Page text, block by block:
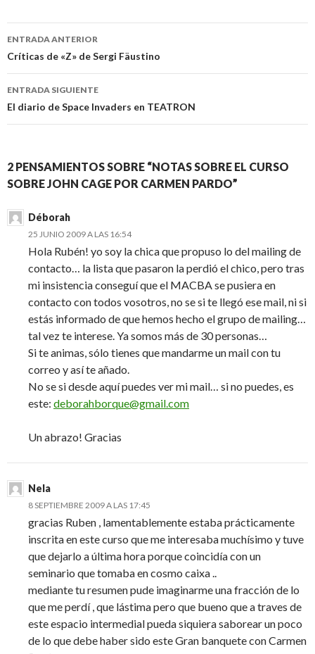
Ir a la entrada
ENTRADA ANTERIOR
Críticas de «Z» de Sergi Fäustino
ENTRADA SIGUIENTE
El diario de Space Invaders en TEATRON
2 PENSAMIENTOS SOBRE “NOTAS SOBRE EL CURSO
SOBRE JOHN CAGE POR CARMEN PARDO”
Déborah
25 JUNIO 2009 A LAS 16:54
Hola Rubén! yo soy la chica que propuso lo del mailing de
contacto… la lista que pasaron la perdió el chico, pero tras
mi insistencia conseguí que el MACBA se pusiera en
contacto con todos vosotros, no se si te llegó ese mail, ni si
estás informado de que hemos hecho el grupo de mailing…
tal vez te interese. Ya somos más de 30 personas…
Si te animas, sólo tienes que mandarme un mail con tu
correo y así te añado.
No se si desde aquí puedes ver mi mail… si no puedes, es
este: deborahborque@gmail.com
Un abrazo! Gracias
Nela
8 SEPTIEMBRE 2009 A LAS 17:45
gracias Ruben , lamentablemente estaba prácticamente
inscrita en este curso que me interesaba muchísimo y tuve
que dejarlo a última hora porque coincidía con un
seminario que tomaba en cosmo caixa ..
mediante tu resumen pude imaginarme una fracción de lo
que me perdí , que lástima pero que bueno que a traves de
este espacio intermedial pueda siquiera saborear un poco
de lo que debe haber sido este Gran banquete con Carmen